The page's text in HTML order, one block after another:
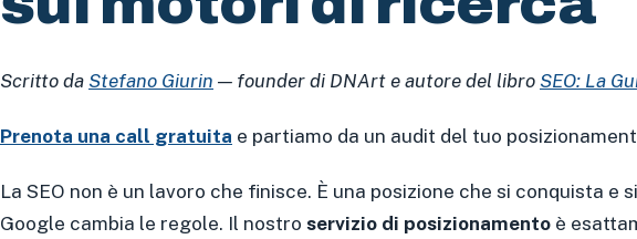
Scritto da Stefano Giurin — founder di DNArt e autore del libro SEO: La
Prenota una call gratuita e partiamo da un audit del tuo
La SEO non è un lavoro che finisce. È una posizione che si conquista
Google cambia le regole. Il nostro servizio di posizionamento è